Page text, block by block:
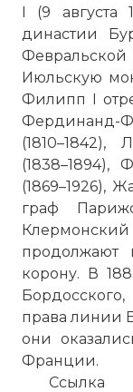
I (9 августа
династии
Июльскую
Филипп I
Фердинанд-
(1838–1894),
(1869–1926),
граф
продолжают
корону. В
права линии
они
Франции.